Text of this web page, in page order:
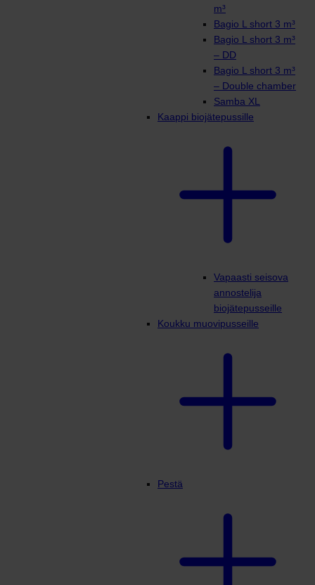
m³
Bagio L short 3 m³
Bagio L short 3 m³
– DD
Bagio L short 3 m³
– Double chamber
Samba XL
Kaappi biojätepussille
Vapaasti seisova
annostelija
biojätepusseille
Koukku muovipusseille
Pestä